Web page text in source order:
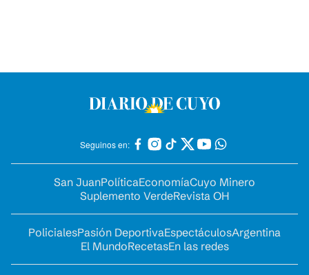
Seguinos en:
San JuanPolíticaEconomíaCuyo Minero
Suplemento VerdeRevista OH
PolicialesPasión DeportivaEspectáculosArgentina
El MundoRecetasEn las redes